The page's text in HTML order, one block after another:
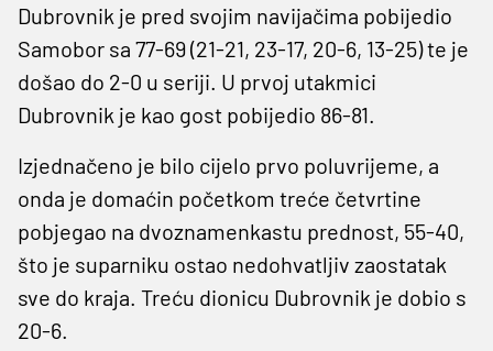
Dubrovnik je pred svojim navijačima pobijedio
Samobor sa 77-69 (21-21, 23-17, 20-6, 13-25) te je
došao do 2-0 u seriji. U prvoj utakmici
Dubrovnik je kao gost pobijedio 86-81.
Izjednačeno je bilo cijelo prvo poluvrijeme, a
onda je domaćin početkom treće četvrtine
pobjegao na dvoznamenkastu prednost, 55-40,
što je suparniku ostao nedohvatljiv zaostatak
sve do kraja. Treću dionicu Dubrovnik je dobio s
20-6.